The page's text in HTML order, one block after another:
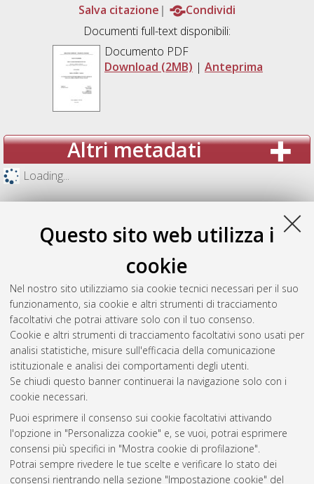
Questo sito web utilizza i
cookie
Nel nostro sito utilizziamo sia cookie tecnici necessari per il suo
funzionamento, sia cookie e altri strumenti di tracciamento
facoltativi che potrai attivare solo con il tuo consenso.
Cookie e altri strumenti di tracciamento facoltativi sono usati per
analisi statistiche, misure sull'efficacia della comunicazione
istituzionale e analisi dei comportamenti degli utenti.
Se chiudi questo banner continuerai la navigazione solo con i
cookie necessari.
Puoi esprimere il consenso sui cookie facoltativi attivando
l'opzione in "Personalizza cookie" e, se vuoi, potrai esprimere
consensi più specifici in "Mostra cookie di profilazione".
Potrai sempre rivedere le tue scelte e verificare lo stato dei
consensi rientrando nella sezione "Impostazione cookie" del
Salva citazione
Condividi
Documenti full-text disponibili:
Documento PDF
Download (2MB) | Anteprima
Altri metadati
Loading...
Gestione del documento:
Atom
Rss 1.0
Rss 2.0